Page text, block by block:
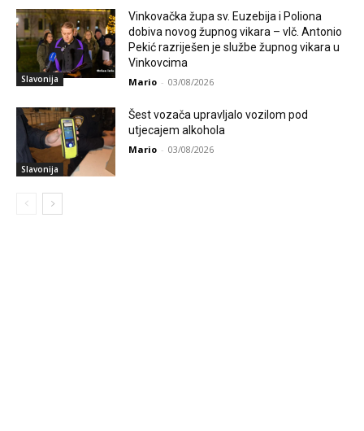
Slavonija
Vinkovačka župa sv. Euzebija i Poliona
dobiva novog župnog vikara – vlč. Antonio
Pekić razriješen je službe župnog vikara u
Vinkovcima
Mario - 03/08/2026
Slavonija
Šest vozača upravljalo vozilom pod
utjecajem alkohola
Mario - 03/08/2026